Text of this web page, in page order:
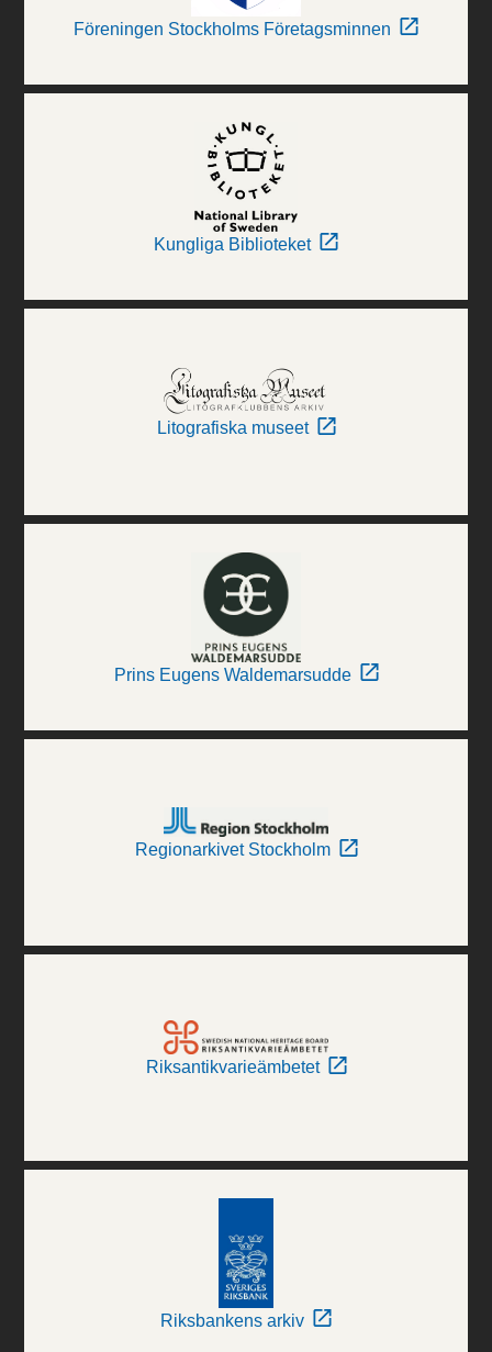
Föreningen Stockholms Företagsminnen
Kungliga Biblioteket
Litografiska museet
Prins Eugens Waldemarsudde
Regionarkivet Stockholm
Riksantikvarieämbetet
Riksbankens arkiv